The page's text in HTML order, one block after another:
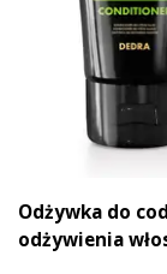
Odżywka do
odżywienia